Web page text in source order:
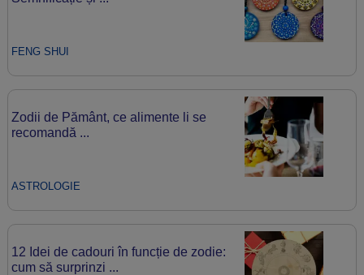
FENG SHUI
Zodii de Pământ, ce alimente li se
recomandă ...
ASTROLOGIE
12 Idei de cadouri în funcție de zodie:
cum să surprinzi ...